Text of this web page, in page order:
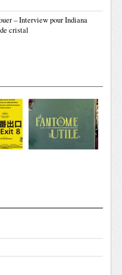
– Interview pour Indiana
cristal